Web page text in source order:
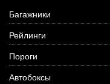
Багажники
Рейлинги
Пороги
Автобоксы